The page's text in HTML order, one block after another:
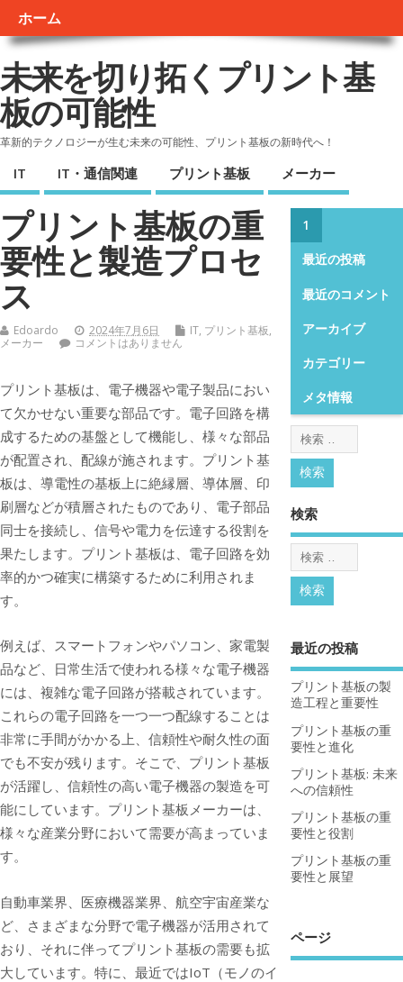
ホーム
未来を切り拓くプリント基
板の可能性
革新的テクノロジーが生む未来の可能性、プリント基板の新時代へ！
IT IT・通信関連 プリント基板 メーカー
プリント基板の重
要性と製造プロセ
ス
Edoardo 2024年7月6日 IT, プリント基板,
メーカー
コメントはありません
プリント基板は、電子機器や電子製品におい
て欠かせない重要な部品です。 電子回路を構
成するための基盤として機能し、様々な部品
が配置され、配線が施されます。プリント基
板は、導電性の基板上に絶縁層、導体層、印
刷層などが積層されたものであり、電子部品
同士を接続し、信号や電力を伝達する役割を
果たします。プリント基板は、電子回路を効
率的かつ確実に構築するために利用されま
す。
例えば、スマートフォンやパソコン、家電製
品など、日常生活で使われる様々な電子機器
には、複雑な電子回路が搭載されています。
これらの電子回路を一つ一つ配線することは
非常に手間がかかる上、信頼性や耐久性の面
でも不安が残ります。そこで、プリント基板
が活躍し、信頼性の高い電子機器の製造を可
能にしています。プリント基板メーカーは、
様々な産業分野において需要が高まっていま
す。
自動車業界、医療機器業界、航空宇宙産業な
ど、さまざまな分野で電子機器が活用されて
おり、それに伴ってプリント基板の需要も拡
大しています。特に、最近ではIoT（モノのイ
1
最近の投稿
最近のコメント
アーカイブ
カテゴリー
メタ情報
検索
最近の投稿
プリント基板の製
造工程と重要性
プリント基板の重
要性と進化
プリント基板: 未来
への信頼性
プリント基板の重
要性と役割
プリント基板の重
要性と展望
ページ